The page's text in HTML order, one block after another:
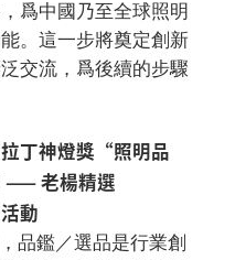
爲中國乃至全球照明
。這一步將奠定創新
交流，爲後續的步驟
丁神燈獎“照明品
—— 老楊精選
動
品鑑／選品是行業創